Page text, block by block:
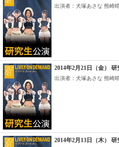
出演者：犬塚あさな 熊崎晴
2014年2月21日（金）
出演者：犬塚あさな 熊崎晴
2014年2月13日（木）